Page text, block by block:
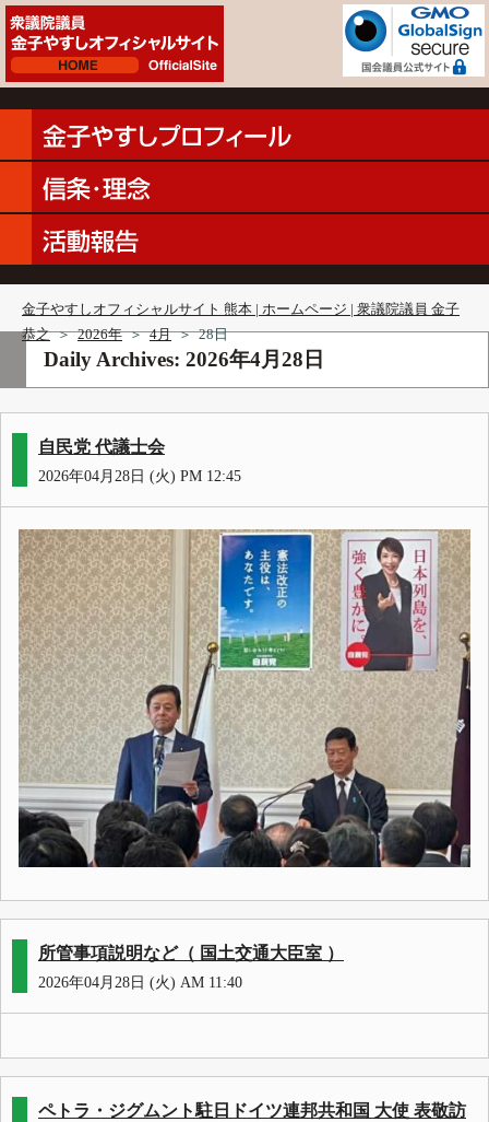
金子やすしオフィシャルサイト 熊本 | ホームページ | 衆議院議員 金子
恭之 ＞ 2026年 ＞ 4月 ＞ 28日
Daily Archives: 2026年4月28日
自民党 代議士会
2026年04月28日 (火) PM 12:45
所管事項説明など（ 国土交通大臣室 ）
2026年04月28日 (火) AM 11:40
ペトラ・ジグムント駐日ドイツ連邦共和国 大使 表敬訪